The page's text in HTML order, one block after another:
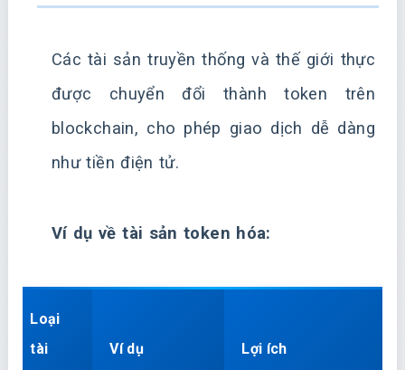
Các tài sản truyền thống và thế giới thực
được chuyển đổi thành token trên
blockchain, cho phép giao dịch dễ dàng
như tiền điện tử.
Ví dụ về tài sản token hóa:
Loại
tài
Ví dụ Lợi ích